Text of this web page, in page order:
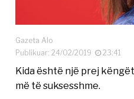
Gazeta Alo
Publikuar: 24/02/2019
23:41
Kida është një prej
më të suksesshme.